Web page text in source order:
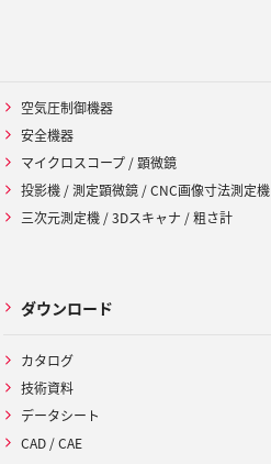
空気圧制御機器
安全機器
マイクロスコープ / 顕微鏡
投影機 / 測定顕微鏡 / CNC画像寸法測定機
三次元測定機 / 3Dスキャナ / 粗さ計
ダウンロード
カタログ
技術資料
データシート
CAD / CAE